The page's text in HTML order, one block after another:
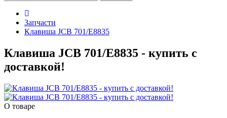
Запчасти
Клавиша JCB 701/E8835
Клавиша JCB 701/E8835 - купить с
доставкой!
О товаре